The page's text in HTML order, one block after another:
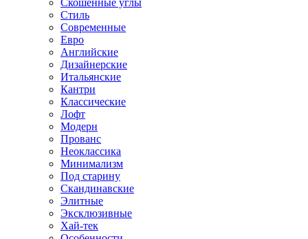
Скошенные углы
Стиль
Современные
Евро
Английские
Дизайнерские
Итальянские
Кантри
Классические
Лофт
Модерн
Прованс
Неоклассика
Минимализм
Под старину
Скандинавские
Элитные
Эксклюзивные
Хай-тек